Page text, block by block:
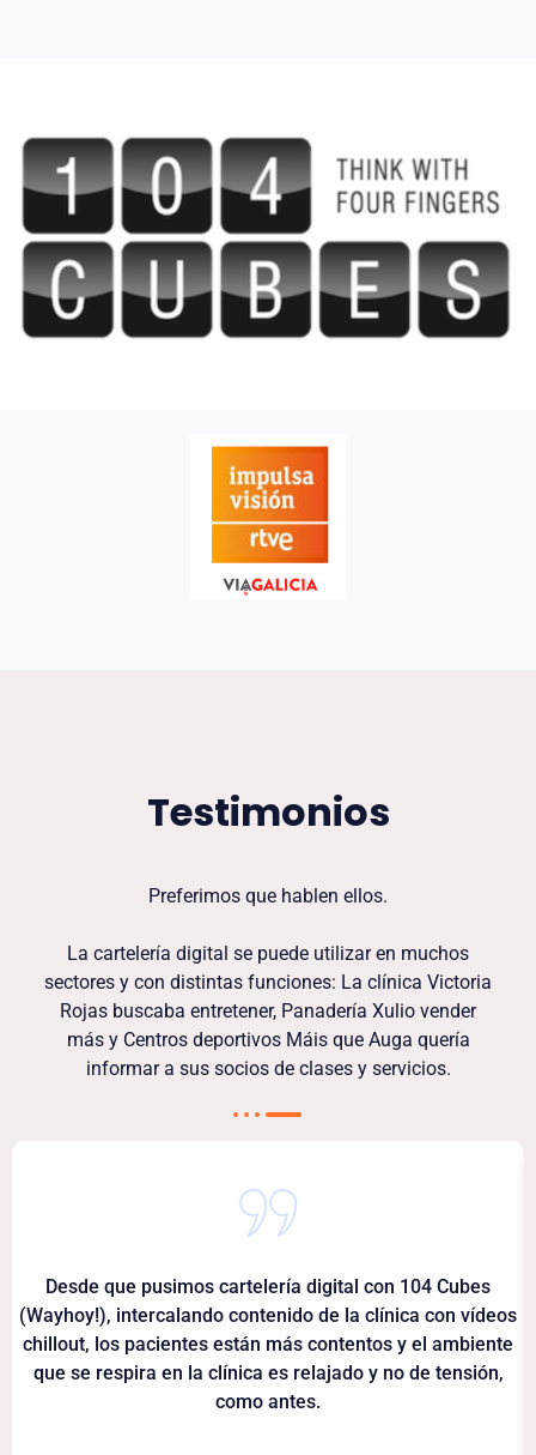
Testimonios
Preferimos que hablen ellos.
La cartelería digital se puede utilizar en muchos
sectores y con distintas funciones: La clínica Victoria
Rojas buscaba entretener, Panadería Xulio vender
más y Centros deportivos Máis que Auga quería
informar a sus socios de clases y servicios.
Desde que pusimos cartelería digital con 104 Cubes
(Wayhoy!), intercalando contenido de la clínica con vídeos
chillout, los pacientes están más contentos y el ambiente
que se respira en la clínica es relajado y no de tensión,
como antes.